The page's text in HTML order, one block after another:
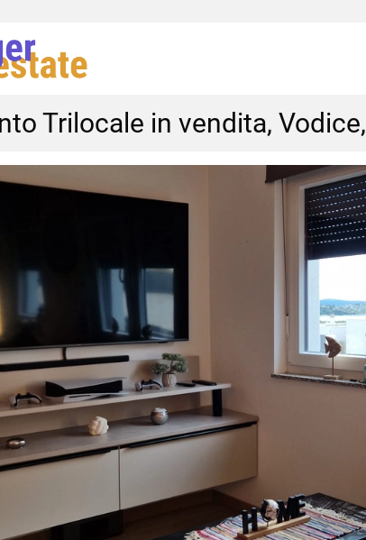
Trilocale in vendita, Vodice,